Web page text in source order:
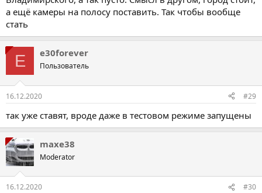
а ещё камеры на полосу поставить. Так чтобы вообще
стать
E e30forever
Пользователь
16.12.2020 #29
так уже ставят, вроде даже в тестовом режиме запущены
maxe38
Moderator
16.12.2020 #30